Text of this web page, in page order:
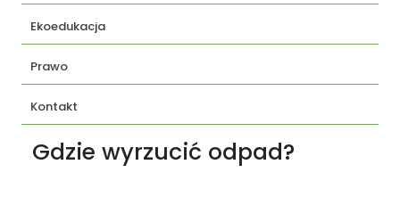
Ekoedukacja
Prawo
Kontakt
Gdzie wyrzucić odpad?